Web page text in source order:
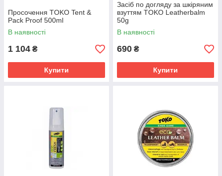
Просочення TOKO Tent &
Pack Proof 500ml
В наявності
1 104 ₴
Купити
Засіб по догляду за шкіряним
взуттям TOKO Leatherbalm
50g
В наявності
690 ₴
Купити